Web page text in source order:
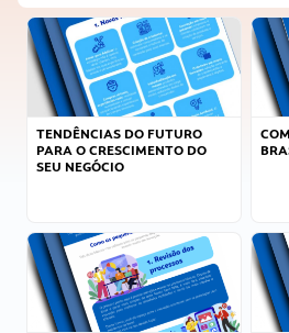
TENDÊNCIAS DO FUTURO
PARA O CRESCIMENTO DO
SEU NEGÓCIO